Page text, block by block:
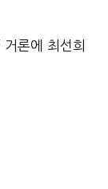
거론에 최선희